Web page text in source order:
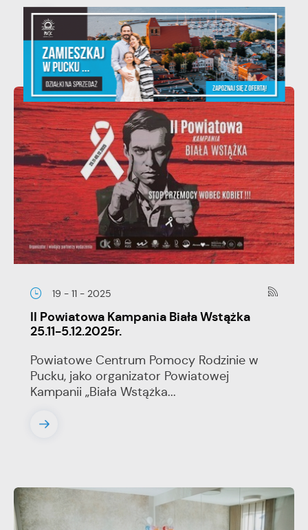
19 - 11 - 2025
II Powiatowa Kampania Biała Wstążka
25.11-5.12.2025r.
Powiatowe Centrum Pomocy Rodzinie w
Pucku, jako organizator Powiatowej
Kampanii „Biała Wstążka...